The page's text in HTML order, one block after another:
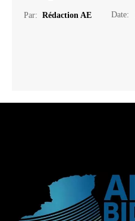
Par: Rédaction AE Date: